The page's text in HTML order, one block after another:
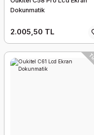
Dokunmatik
2.005,50 TL